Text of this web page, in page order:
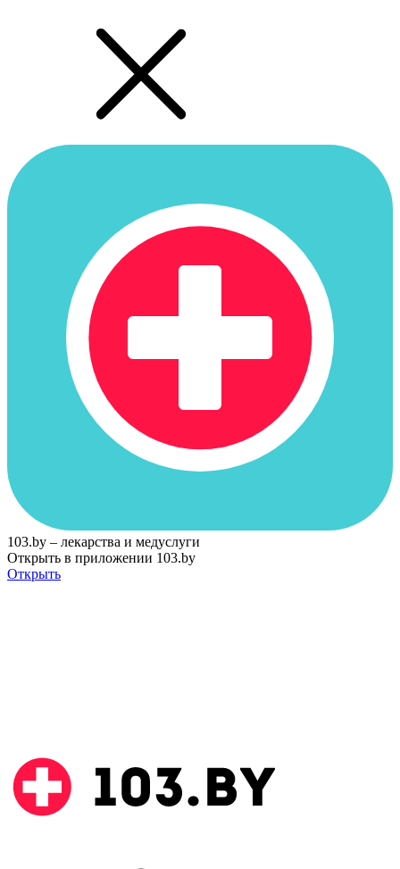
103.by – лекарства и медуслуги
Открыть в приложении 103.by
Открыть